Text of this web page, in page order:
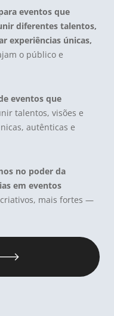
eventos que
diferentes talentos,
experiências únicas,
o público e
eventos que
talentos, visões e
autênticas e
no poder da
em eventos
mais fortes —